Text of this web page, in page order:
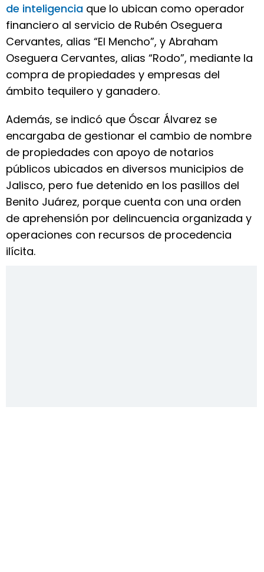
de inteligencia que lo ubican como operador
financiero al servicio de Rubén Oseguera
Cervantes, alias “El Mencho”, y Abraham
Oseguera Cervantes, alias “Rodo”, mediante la
compra de propiedades y empresas del
ámbito tequilero y ganadero.
Además, se indicó que Óscar Álvarez se
encargaba de gestionar el cambio de nombre
de propiedades con apoyo de notarios
públicos ubicados en diversos municipios de
Jalisco, pero fue detenido en los pasillos del
Benito Juárez, porque cuenta con una orden
de aprehensión por delincuencia organizada y
operaciones con recursos de procedencia
ilícita.